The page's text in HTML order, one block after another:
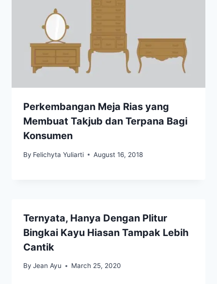
Perkembangan Meja Rias yang
Membuat Takjub dan Terpana Bagi
Konsumen
By Felichyta Yuliarti August 16, 2018
Ternyata, Hanya Dengan Plitur
Bingkai Kayu Hiasan Tampak Lebih
Cantik
By Jean Ayu March 25, 2020